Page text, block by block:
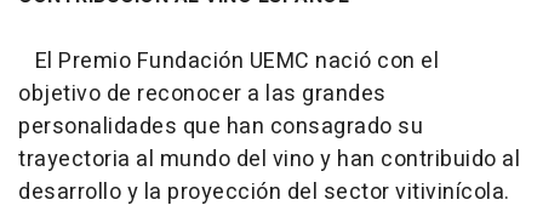
El Premio Fundación UEMC nació con el
objetivo de reconocer a las grandes
personalidades que han consagrado su
trayectoria al mundo del vino y han contribuido al
desarrollo y la proyección del sector vitivinícola.